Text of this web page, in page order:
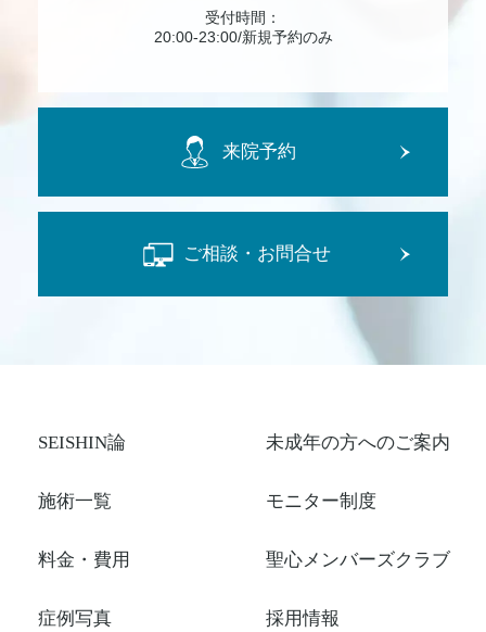
受付時間：
20:00-23:00/新規予約のみ
来院予約
ご相談・お問合せ
SEISHIN論
施術一覧
料金・費用
症例写真
未成年の方へのご案内
モニター制度
聖心メンバーズクラブ
採用情報